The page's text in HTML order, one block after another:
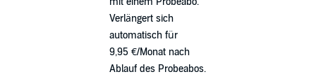
Verlängert sich
automatisch für
9,95 €/Monat nach
Ablauf des Probeabos.